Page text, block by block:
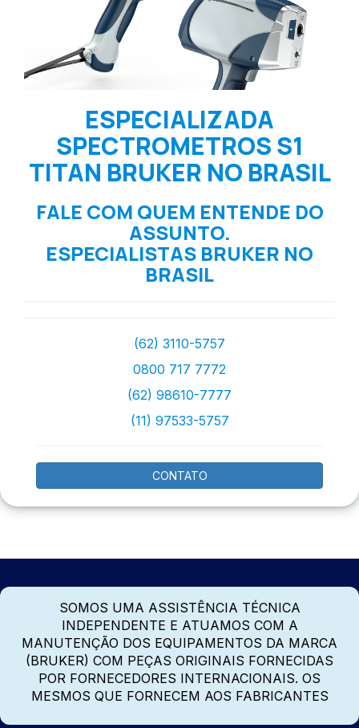
ESPECIALIZADA
SPECTROMETROS S1
TITAN BRUKER NO BRASIL
FALE COM QUEM ENTENDE DO
ASSUNTO.
ESPECIALISTAS BRUKER NO
BRASIL
(62) 3110-5757
0800 717 7772
(62) 98610-7777
(11) 97533-5757
CONTATO
SOMOS UMA ASSISTÊNCIA TÉCNICA
INDEPENDENTE E ATUAMOS COM A
MANUTENÇÃO DOS EQUIPAMENTOS DA MARCA
(BRUKER) COM PEÇAS ORIGINAIS FORNECIDAS
POR FORNECEDORES INTERNACIONAIS. OS
MESMOS QUE FORNECEM AOS FABRICANTES